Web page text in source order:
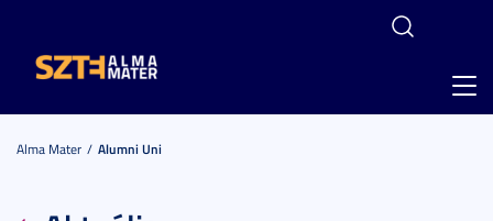
Alma Mater Alumni Uni